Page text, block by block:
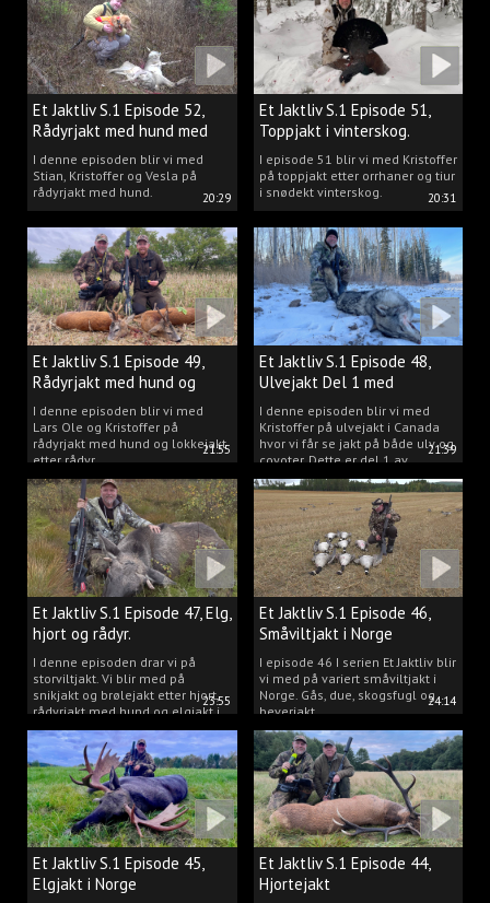
20:29
Et Jaktliv S.1 Episode 52,
Rådyrjakt med hund med
Stian, Kristoffer og Vesla
I denne episoden blir vi med
Stian, Kristoffer og Vesla på
rådyrjakt med hund.
20:31
Et Jaktliv S.1 Episode 51,
Toppjakt i vinterskog.
I episode 51 blir vi med Kristoffer
på toppjakt etter orrhaner og tiur
i snødekt vinterskog.
21:55
Et Jaktliv S.1 Episode 49,
Rådyrjakt med hund og
lokkejakt.
I denne episoden blir vi med
Lars Ole og Kristoffer på
rådyrjakt med hund og lokkejakt
etter rådyr.
21:39
Et Jaktliv S.1 Episode 48,
Ulvejakt Del 1 med
Kristoffer Clausen.
I denne episoden blir vi med
Kristoffer på ulvejakt i Canada
hvor vi får se jakt på både ulv og
coyoter. Dette er del 1 av
ulvejakten.
23:55
Et Jaktliv S.1 Episode 47, Elg,
hjort og rådyr.
I denne episoden drar vi på
storviltjakt. Vi blir med på
snikjakt og brølejakt etter hjort,
rådyrjakt med hund og elgjakt i
Trøndelag.
24:14
Et Jaktliv S.1 Episode 46,
Småviltjakt i Norge
I episode 46 I serien Et Jaktliv blir
vi med på variert småviltjakt i
Norge. Gås, due, skogsfugl og
beverjakt.
Et Jaktliv S.1 Episode 45,
Elgjakt i Norge
Et Jaktliv S.1 Episode 44,
Hjortejakt